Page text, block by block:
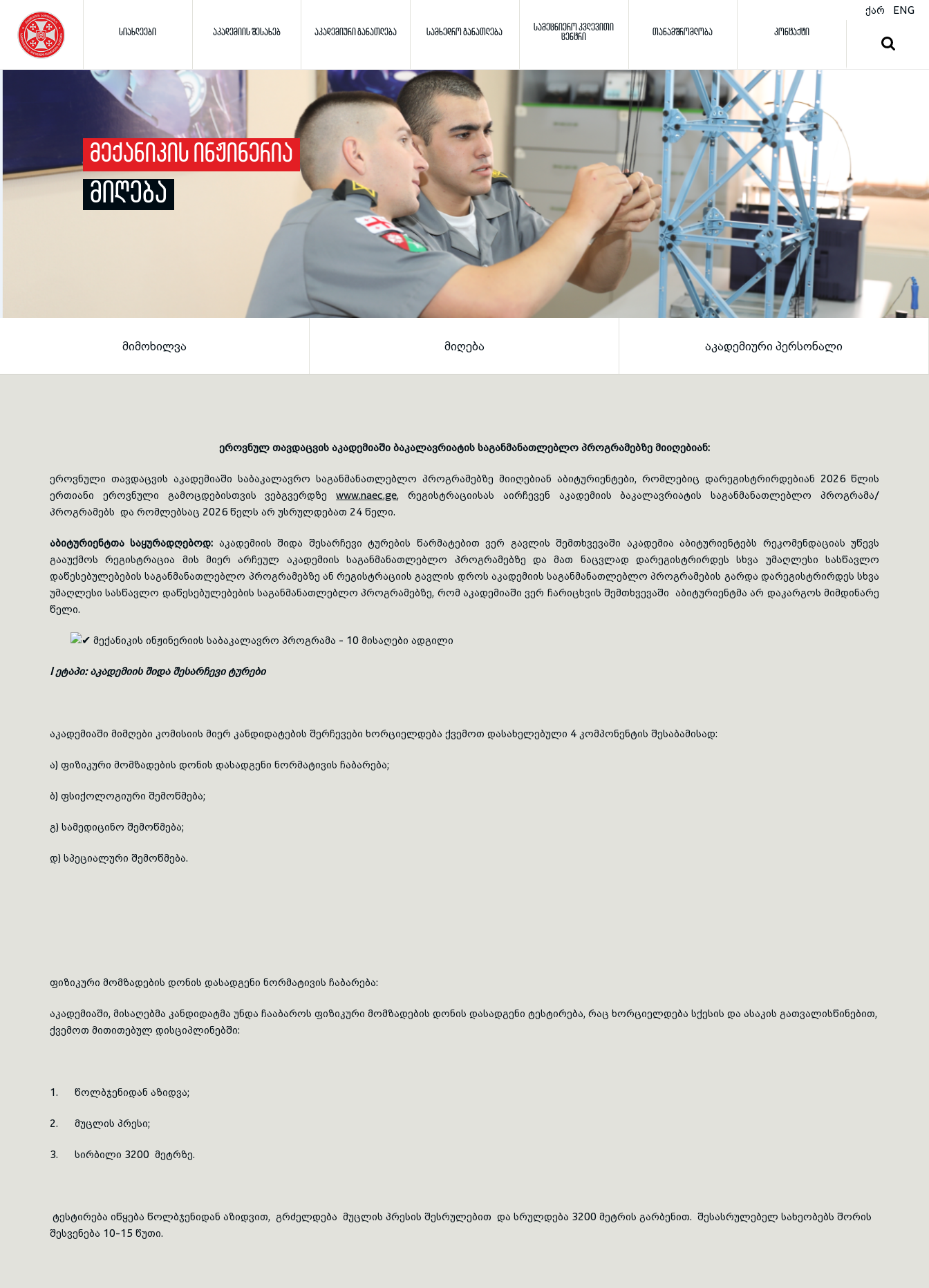
ქარ ENG
ძიება
Toggle search
ᲡᲘᲐᲮᲚᲔᲔᲑᲘ ᲐᲙᲐᲓᲔᲛᲘᲘᲡ ᲨᲔᲡᲐᲮᲔᲑ ᲐᲙᲐᲓᲔᲛᲘᲣᲠᲘ ᲒᲐᲜᲐᲗᲚᲔᲑᲐ ᲡᲐᲛᲮᲔᲓᲠᲝ ᲒᲐᲜᲐᲗᲚᲔᲑᲐ
ᲡᲐᲛᲔᲪᲜᲘᲔᲠᲝ ᲙᲕᲚᲔᲕᲘᲗᲘ
ᲪᲔᲜᲢᲠᲘ
ᲗᲐᲜᲐᲛᲨᲠᲝᲛᲚᲝᲑᲐ ᲙᲝᲜᲢᲐᲥᲢᲘ
ᲛᲔᲥᲐᲜᲘᲙᲘᲡ ᲘᲜᲟᲘᲜᲔᲠᲘᲐ
ᲛᲘᲦᲔᲑᲐ
ᲛᲘᲛᲝᲮᲘᲚᲕᲐ ᲛᲘᲦᲔᲑᲐ ᲐᲙᲐᲓᲔᲛᲘᲣᲠᲘ ᲞᲔᲠᲡᲝᲜᲐᲚᲘ
ეროვნულ თავდაცვის აკადემიაში ბაკალავრიატის საგანმანათლებლო პროგრამებზე მიიღებიან:
ეროვნული თავდაცვის აკადემიაში საბაკალავრო საგანმანათლებლო პროგრამებზე მიიღებიან აბიტურიენტები, რომლებიც დარეგისტრირდებიან 2026 წლის
ერთიანი ეროვნული გამოცდებისთვის ვებგვერდზეwww.naec.ge, რეგისტრაციისას აირჩევენ აკადემიის ბაკალავრიატის საგანმანათლებლო პროგრამა/
პროგრამებს და რომლებსაც 2026 წელს არ უსრულდებათ 24 წელი.
აბიტურიენტთა საყურადღებოდ: აკადემიის შიდა შესარჩევი ტურების წარმატებით ვერ გავლის შემთხვევაში აკადემია აბიტურიენტებს რეკომენდაციას უწევს
გააუქმოს რეგისტრაცია მის მიერ არჩეულ აკადემიის საგანმანათლებლო პროგრამებზე და მათ ნაცვლად დარეგისტრირდეს სხვა უმაღლესი სასწავლო
დაწესებულებების საგანმანათლებლო პროგრამებზე ან რეგისტრაციის გავლის დროს აკადემიის საგანმანათლებლო პროგრამების გარდა დარეგისტრირდეს სხვა
უმაღლესი სასწავლო დაწესებულებების საგანმანათლებლო პროგრამებზე, რომ აკადემიაში ვერ ჩარიცხვის შემთხვევაში აბიტურიენტმა არ დაკარგოს მიმდინარე
წელი.
მექანიკის ინჟინერიის საბაკალავრო პროგრამა - 10 მისაღები ადგილი
I ეტაპი: აკადემიის შიდა შესარჩევი ტურები
აკადემიაში მიმღები კომისიის მიერ კანდიდატების შერჩევები ხორციელდება ქვემოთ დასახელებული 4 კომპონენტის შესაბამისად:
ა) ფიზიკური მომზადების დონის დასადგენი ნორმატივის ჩაბარება;
ბ) ფსიქოლოგიური შემოწმება;
გ) სამედიცინო შემოწმება;
დ) სპეციალური შემოწმება.
ფიზიკური მომზადების დონის დასადგენი ნორმატივის ჩაბარება:
აკადემიაში, მისაღებმა კანდიდატმა უნდა ჩააბაროს ფიზიკური მომზადების დონის დასადგენი ტესტირება, რაც ხორციელდება სქესის და ასაკის გათვალისწინებით,
ქვემოთ მითითებულ დისციპლინებში:
1. წოლბჯენიდან აზიდვა;
2. მუცლის პრესი;
3. სირბილი 3200 მეტრზე.
ტესტირება იწყება წოლბჯენიდან აზიდვით, გრძელდება მუცლის პრესის შესრულებით და სრულდება 3200 მეტრის გარბენით. შესასრულებელ სახეობებს შორის
შესვენება 10-15 წუთი.